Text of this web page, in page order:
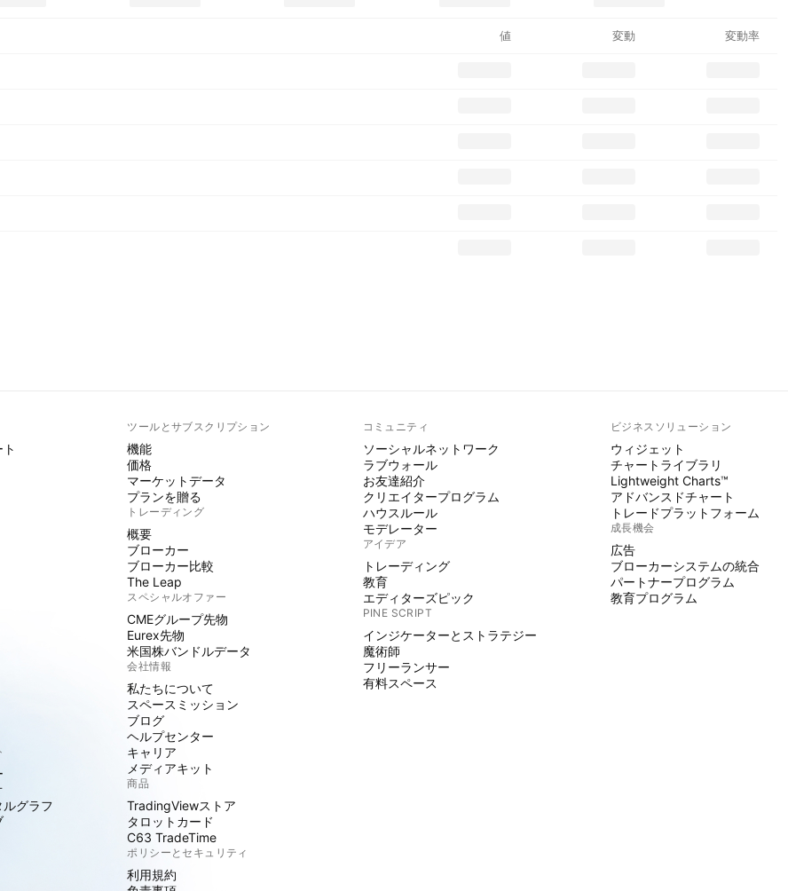
値 変動 変動率
グラフ
ツールとサブスクリプション
機能
価格
マーケットデータ
プランを贈る
トレーディング
概要
ブローカー
ブローカー比較
The Leap
スペシャルオファー
CMEグループ先物
Eurex先物
米国株バンドルデータ
会社情報
私たちについて
スペースミッション
ブログ
ヘルプセンター
キャリア
メディアキット
商品
TradingViewストア
タロットカード
C63 TradeTime
ポリシーとセキュリティ
利用規約
コミュニティ
ソーシャルネットワーク
ラブウォール
お友達紹介
クリエイタープログラム
ハウスルール
モデレーター
アイデア
トレーディング
教育
エディターズピック
PINE SCRIPT
インジケーターとストラテジー
魔術師
フリーランサー
有料スペース
ビジネスソリューション
ウィジェット
チャートライブラリ
Lightweight Charts™
アドバンスドチャート
トレードプラットフォーム
成長機会
広告
ブローカーシステムの統合
パートナープログラム
教育プログラム